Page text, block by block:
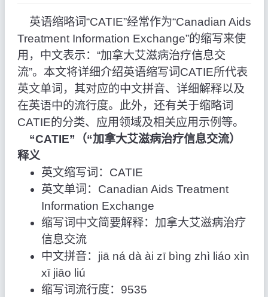
英语缩略词“CATIE”经常作为“Canadian Aids
Treatment Information Exchange”的缩写来使
用，中文表示：“加拿大艾滋病治疗信息交
流”。本文将详细介绍英语缩写词CATIE所代表
英文单词，其对应的中文拼音、详细解释以及
在英语中的流行度。此外，还有关于缩略词
CATIE的分类、应用领域及相关应用示例等。
“CATIE”（“加拿大艾滋病治疗信息交流）
释义
英文缩写词：CATIE
英文单词：Canadian Aids Treatment
Information Exchange
缩写词中文简要解释：加拿大艾滋病治疗
信息交流
中文拼音：jiā ná dà ài zī bìng zhì liáo xìn
xī jiāo liú
缩写词流行度：9535